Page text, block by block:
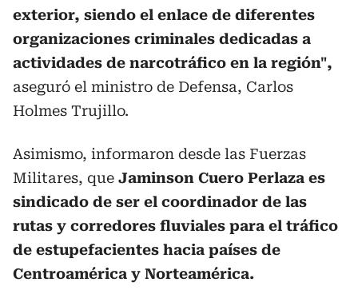
exterior, siendo el enlace de diferentes
organizaciones criminales dedicadas a
actividades de narcotráfico en la región",
aseguró el ministro de Defensa, Carlos
Holmes Trujillo.
Asimismo, informaron desde las Fuerzas
Militares, que Jaminson Cuero Perlaza es
sindicado de ser el coordinador de las
rutas y corredores fluviales para el tráfico
de estupefacientes hacia países de
Centroamérica y Norteamérica.